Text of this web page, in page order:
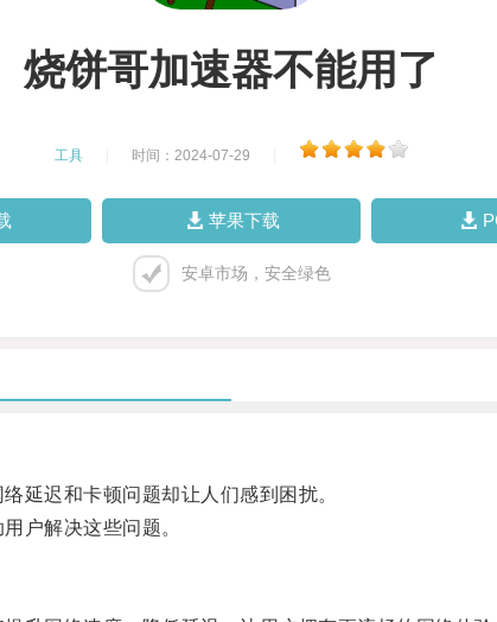
烧饼哥加速器不能用了
工具 时间：2024-07-29
苹果下载
安卓市场，安全绿色
迟和卡顿问题却让人们感到困扰。
户解决这些问题。